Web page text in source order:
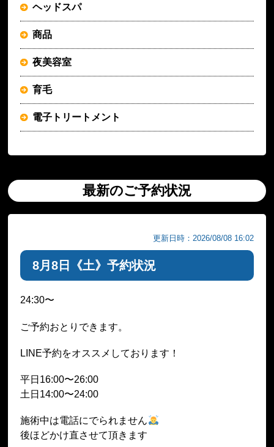
ヘッドスパ
商品
夜美容室
育毛
電子トリートメント
最新のご予約状況
更新日時：2026/08/08 16:02
8月8日《土》予約状況
24:30〜
ご予約おとりできます。
LINE予約をオススメしております！
平日16:00〜26:00
土日14:00〜24:00
施術中は電話にでられません
後ほどかけ直させて頂きます